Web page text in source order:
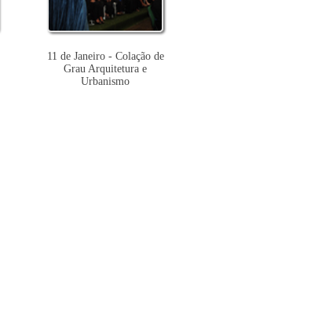
11 de Janeiro - Colação de
Grau Arquitetura e
Urbanismo